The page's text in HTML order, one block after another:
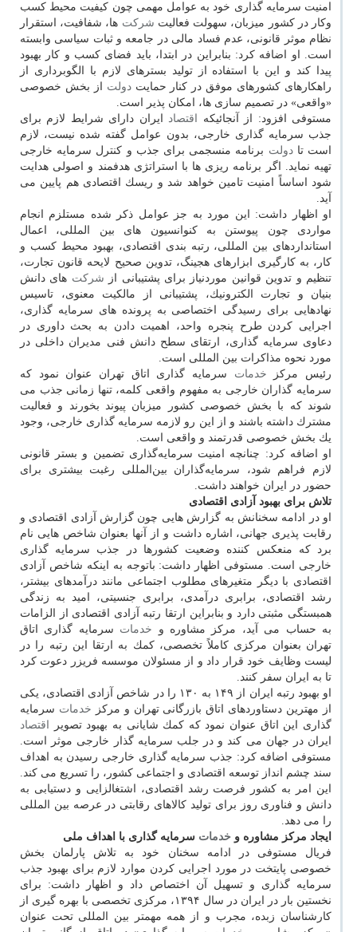
امنیت سرمایه گذاری خود به عوامل مهمی چون كیفیت محیط كسب
وكار در كشور میزبان، سهولت فعالیت شركت ها، شفافیت، استقرار
نظام موثر قانونی، عدم فساد مالی در جامعه و ثبات سیاسی وابسته
است. او اضافه كرد: بنابراین در ابتدا، باید فضای كسب و كار بهبود
پیدا كند و این با استفاده از تولید بسترهای لازم با الگوبرداری از
راهكارهای كشورهای موفق در كنار حمایتدولت از بخش خصوصی
«واقعی» در تصمیم سازی ها، امكان پذیر است.
مستوفی افزود: از آنجائیكه
اقتصاد ایران دارای شرایط لازم برای
جذب سرمایه گذاری خارجی، بدون عوامل گفته شده نیست، لازم
است تادولت برنامه منسجمی برای جذب و كنترل سرمایه خارجی
تهیه نماید. اگر برنامه ریزی ها با استراتژی هدفمند و اصولی هدایت
شود اساساً امنیت تامین خواهد شد و ریسك اقتصادی هم پایین می
آید.
او اظهار داشت: این مورد به جز عوامل ذكر شده مستلزم انجام
مواردی چون پیوستن به كنوانسیون های بین المللی، اعمال
استانداردهای بین المللی، رتبه بندی اقتصادی، بهبود محیط كسب و
كار، به كارگیری ابزارهای هجینگ، تدوین صحیح لایحه قانون تجارت،
تنظیم و تدوین قوانین موردنیاز برای پشتیبانی از شركت های دانش
بنیان و تجارت الكترونیك، پشتیبانی از مالكیت معنوی، تاسیس
نهادهایی برای رسیدگی اختصاصی به پرونده های سرمایه گذاری،
اجرایی كردن طرح پنجره واحد، اهمیت دادن به بحث داوری در
دعاوی سرمایه گذاری، ارتقای سطح دانش فنی مدیران داخلی در
مورد نحوه مذاكرات بین المللی است.
رئیس مركز خدمات سرمایه گذاری اتاق تهران عنوان نمود كه
سرمایه گذاران خارجی به مفهوم واقعی كلمه، تنها زمانی جذب می
شوند كه با بخش خصوصی كشور میزبان پیوند بخورند و فعالیت
مشترك داشته باشند و از این رو لازمه سرمایه گذاری خارجی، وجود
یك بخش خصوصی قدرتمند و واقعی است.
او اضافه كرد: ﭼﻨﺎﻧﭽﻪ اﻣﻨﯿﺖ ﺳﺮﻣﺎﯾﻪﮔﺬاری ﺗﻀﻤﯿﻦ و ﺑﺴﺘﺮ ﻗﺎﻧﻮﻧﯽ
ﻻزم ﻓﺮاﻫﻢ شود، ﺳﺮﻣﺎﯾﻪﮔﺬاران ﺑﯿﻦاﻟﻤﻠﻠﯽ رﻏﺒﺖ ﺑﯿﺸﺘﺮی ﺑﺮای
ﺣﻀﻮر در ایران ﺧﻮاﻫﻨﺪ داشت.
تلاش برای بهبود آزادی اقتصادی
او در ادامه سخنانش به گزارش هایی چون گزارش آزادی اقتصادی و
رقابت پذیری جهانی، اشاره داشت و از آنها بعنوان شاخص هایی نام
برد كه منعكس كننده وضعیت كشورها در جذب سرمایه گذاری
خارجی است. مستوفی اظهار داشت: باتوجه به اینكه شاخص آزادی
اقتصادی با دیگر متغیرهای مطلوب اجتماعی مانند درآمدهای بیشتر،
رشد اقتصادی، برابری درآمدی، برابری جنسیتی، امید به زندگی
همبستگی مثبتی دارد و بنابراین ارتقا رتبه آزادی اقتصادی از الزامات
به حساب می آید، مركز مشاوره و خدمات سرمایه گذاری اتاق
تهران بعنوان مركزی كاملاً تخصصی، كمك به ارتقا این رتبه را در
لیست وظایف خود قرار داد و از مسئولان موسسه فریزر دعوت كرد
تا به ایران سفر كنند.
او بهبود رتبه ایران از ۱۴۹ به ۱۳۰ را در شاخص آزادی اقتصادی، یكی
از مهترین دستاوردهای اتاق بازرگانی تهران و مركز خدمات سرمایه
گذاری این اتاق عنوان نمود كه كمك شایانی به بهبود تصویر
اقتصاد
ایران در جهان می كند و در جلب سرمایه گذار خارجی موثر است.
مستوفی اضافه كرد: جذب سرمایه گذاری خارجی رسیدن به اهداف
سند چشم انداز توسعه اقتصادی و اجتماعی كشور، را تسریع می كند.
اﯾﻦ اﻣﺮ ﺑﻪ ﮐﺸﻮر ﻓﺮﺻﺖ رﺷﺪ اﻗﺘﺼﺎدی، اﺷﺘﻐﺎلزاﯾﯽ و دﺳﺘﯿﺎﺑﯽ ﺑﻪ
داﻧﺶ و ﻓﻨﺎوری روز ﺑﺮای ﺗﻮﻟﯿﺪ ﮐﺎﻻﻫﺎی رﻗﺎﺑﺘﯽ در ﻋﺮﺻﻪ بین المللی
را می دهد.
ایجاد مركز مشاوره و خدمات سرمایه گذاری با اهداف ملی
فریال مستوفی در ادامه سخنان خود به تلاش پارلمان بخش
خصوصی پایتخت در مورد اجرایی كردن موارد لازم برای بهبود جذب
سرمایه گذاری و تسهیل آن اختصاص داد و اظهار داشت: برای
نخستین بار در ایران در سال ۱۳۹۴، مركزی تخصصی با بهره گیری از
كارشناسان زبده، مجرب و از همه مهمتر بین المللی تحت عنوان